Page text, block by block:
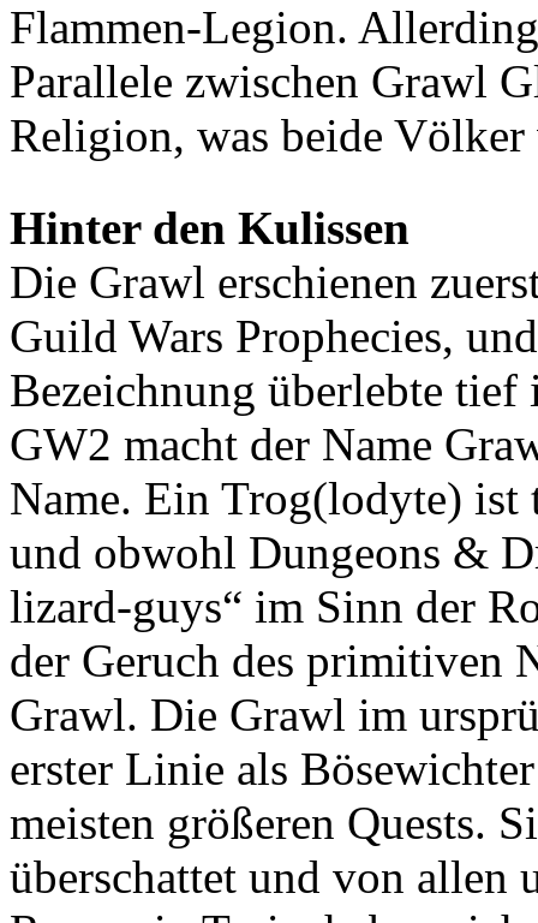
Flammen-Legion.
Parallele zwischen Grawl
Religion, was beide
Hinter den Kulissen
Die Grawl erschienen
Guild Wars Prophecies,
Bezeichnung überlebte
GW2 macht der Name
Name. Ein Trog(lodyte)
und obwohl Dungeons &
lizard-guys“ im Sinn der
der Geruch des primitiven
Grawl. Die Grawl im
erster Linie als
meisten größeren Quests.
überschattet und von allen